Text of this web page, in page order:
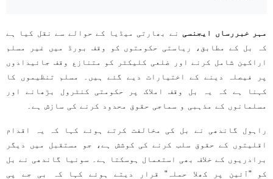
مہر خبررساں ایجنسی نے بھارتی میڈیا کے حوالے سے نقل کیا ہے
کہ بل کے مطابق، ریاستی حکومتوں کو وقف بورڈ میں غیر مسلم
اراکین شامل کرنے اور ضلعی کلیکٹر کو متنازع وقف جائیدادوں
پر فیصلہ دینے کے اختیارات دیے گئے ہیں۔ مسلم تنظیموں کا
کہنا ہے کہ یہ بل وقف املاک پر حکومتی کنٹرول بڑھانے اور
مسلمانوں کے مذہبی و سماجی حقوق محدود کرنے کی سازش ہے۔
راہول گاندھی نے بل کی مخالفت کرتے ہوئے کہا کہ یہ اقدام
اقلیتوں کے حقوق سلب کرنے کی کوشش ہے، جو مستقبل میں دیگر
برادریوں کے خلاف بھی استعمال ہوسکتا ہے۔ سونیا گاندھی نے بل
کو "آئین پر کھلا حملہ" قرار دیتے ہوئے کہا کہ بی جے پی